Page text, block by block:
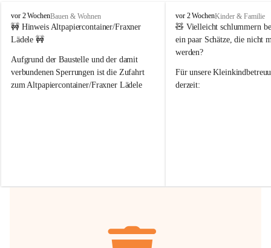
F
r
a
e
r
n
vor 2 WochenBauen & Wohnen
🚧 Hinweis Altpapiercontainer/Fraxner
Lädele 🚧
Aufgrund der Baustelle und der damit
verbundenen Sperrungen ist die Zufahrt
zum Altpapiercontainer/Fraxner Lädele
Hilfsbereitschaft!
F
r
a
x
r
n
vor 2 WochenKinder & Familie
🧸 Vielleicht schlummern
ein paar Schätze, die nicht
werden?
Für unsere
derzeit: